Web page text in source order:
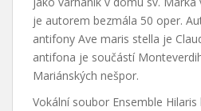
je autorem bezmála 50 oper.
antifony Ave maris stella je
antifona je součástí
Mariánských nešpor.
Vokální soubor Ensemble